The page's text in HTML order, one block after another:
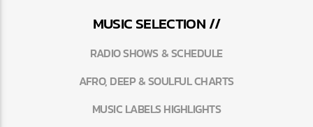
MUSIC SELECTION //
RADIO SHOWS & SCHEDULE
AFRO, DEEP & SOULFUL CHARTS
MUSIC LABELS HIGHLIGHTS